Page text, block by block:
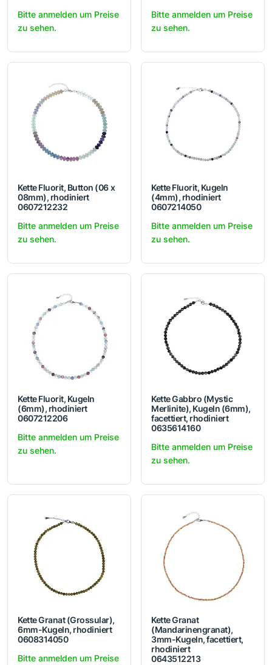
Bitte anmelden um Preise
zu sehen.
Bitte anmelden um Preise
zu sehen.
Kette Fluorit, Button (06 x
08mm), rhodiniert
0607212232
Bitte anmelden um Preise
zu sehen.
Kette Fluorit, Kugeln
(4mm), rhodiniert
0607214050
Bitte anmelden um Preise
zu sehen.
Kette Fluorit, Kugeln
(6mm), rhodiniert
0607212206
Bitte anmelden um Preise
zu sehen.
Kette Gabbro (Mystic
Merlinite), Kugeln (6mm),
facettiert, rhodiniert
0635614160
Bitte anmelden um Preise
zu sehen.
Kette Granat (Grossular),
6mm-Kugeln, rhodiniert
0608314050
Bitte anmelden um Preise
Kette Granat
(Mandarinengranat),
3mm-Kugeln, facettiert,
rhodiniert
0643512213